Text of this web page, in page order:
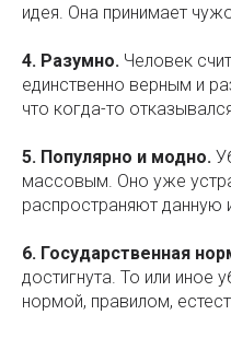
идея. Она принимает
4. Разумно. Человек
единственно верным и
что когда-то
5. Популярно и модно.
массовым. Оно уже
распространяют данную
6. Государственная
достигнута. То или иное
нормой, правилом,